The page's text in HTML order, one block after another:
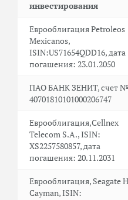
инвестирования
Еврооблигация Petroleos
Mexicanos,
ISIN:US71654QDD16, дата
погашения: 23.01.2050
ПАО БАНК ЗЕНИТ, счет №
40701810101000206747
Еврооблигация,Cellnex
Telecom S.A., ISIN:
XS2257580857, дата
погашения: 20.11.2031
Еврооблигация, Seagate
Cayman, ISIN: